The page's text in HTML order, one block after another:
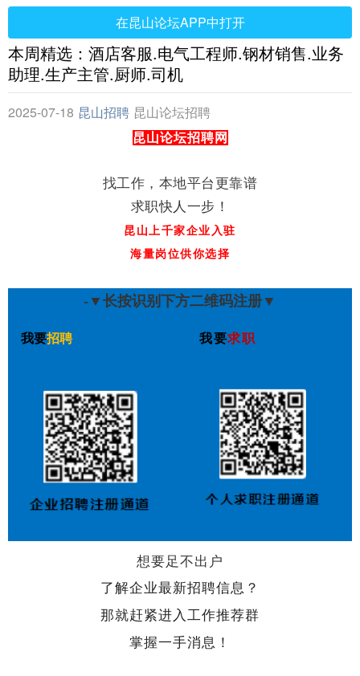
在昆山论坛APP中打开
本周精选：酒店客服.电气工程师.钢材销售.业务
助理.生产主管.厨师.司机
2025-07-18 昆山招聘 昆山论坛招聘
网
昆山论坛招聘网
找工作，本地平台更靠谱
求职快人一步！
昆山上千家企业入驻
海量岗位供你选择
-▼长按识别下方二维码注册▼
我要招聘 我要求职
想要足不出户
了解企业最新招聘信息？
那就赶紧进入工作推荐群
掌握一手消息！